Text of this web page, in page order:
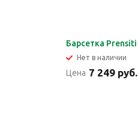
Барсетка Prensiti
Нет в наличии
Цена 7 249 руб.